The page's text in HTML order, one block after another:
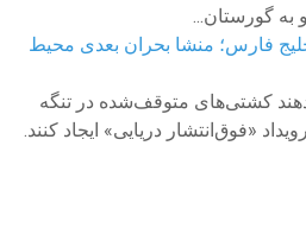
گورستان...
فارس؛ منشا بحران بعدی محیط
کشتی‌های متوقف‌شده در تنگه
«فوق‌انتشار دریایی» ایجاد کنند.